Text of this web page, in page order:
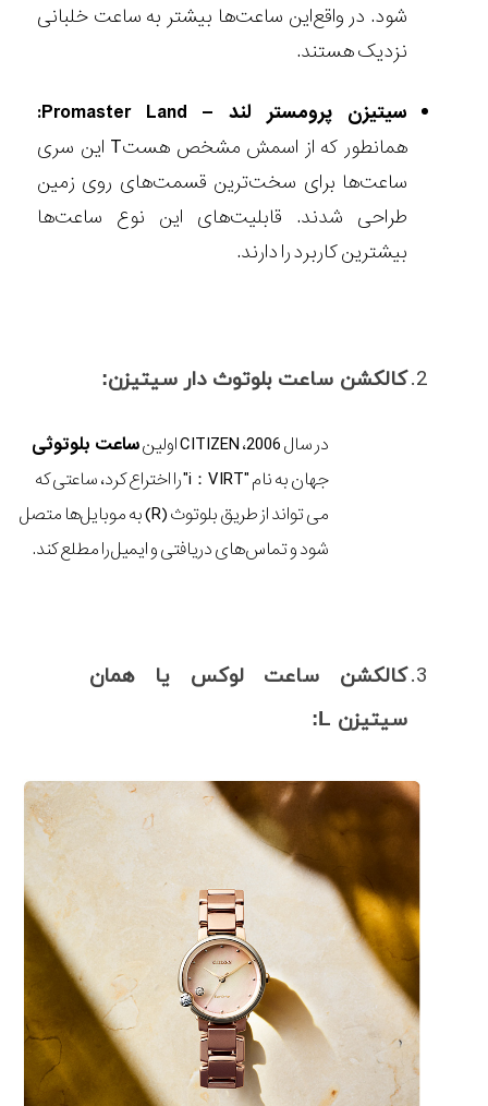
شود. در واقع‌این ساعت‌ها بیشتر به ساعت خلبانی
نزدیک هستند.
سیتیزن پرومستر لند – Promaster Land:
همانطور که از اسمش مشخص هست‌T این سری
ساعت‌ها برای سخت‌ترین قسمت‌های روی زمین
طراحی شدند. قابلیت‌های‌ این نوع ساعت‌ها
بیشترین کاربرد را دارند.
کالکشن ساعت بلوتوث دار سیتیزن:
در سال 2006، CITIZEN اولین
ساعت بلوتوثی
جهان به نام "i：VIRT" را اختراع کرد، ساعتی که
می‌ تواند از طریق بلوتوث (R) به موبایل‌ها متصل
شود و تماس‌های دریافتی و‌ ایمیل را مطلع کند.
کالکشن ساعت لوکس یا همان
سیتیزن L: